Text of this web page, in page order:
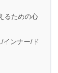
るための心
インナー/ド